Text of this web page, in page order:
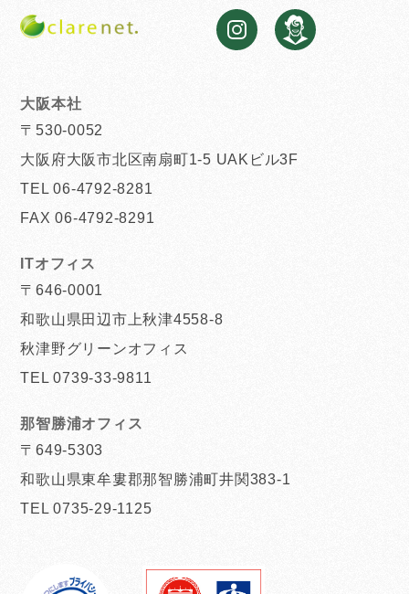
大阪本社
〒530-0052
大阪府大阪市北区南扇町1-5 UAKビル3F
TEL 06-4792-8281
FAX 06-4792-8291
ITオフィス
〒646-0001
和歌山県田辺市上秋津4558-8
秋津野グリーンオフィス
TEL 0739-33-9811
那智勝浦オフィス
〒649-5303
和歌山県東牟婁郡那智勝浦町井関383-1
TEL 0735-29-1125